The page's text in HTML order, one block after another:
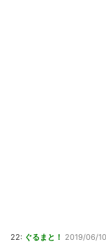
22: ぐるまと！ 2019/06/